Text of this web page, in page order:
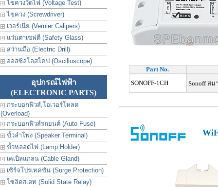
ไขควงวัดไฟ (Voltage Test)
ไขควง (Screwdriver)
เวอร์เนีย (Vernier Calipers)
แว่นตาเซฟตี (Safety Glass)
สว่านมือ (Electric Drill)
ออสซิลโลสโคป (Oscilloscope)
อุปกรณ์ไฟฟ้า
(ELECTRONIC PARTS)
กระบอกฟิวส์,โอเวอร์โหลด
(Overload)
กระบอกฟิวส์รถยนต์ (Auto Fuse)
ขั้วลำโพง (Speaker Terminal)
ขั้วหลอดไฟ (Lamp Holder)
เคเบิลแกลน (Cable Gland)
เซิร์จโปรเทคชัน (Surge Protection)
โซลิดสเตท (Solid State Relay)
Part No.
SONOFF-1CH
Sonoff ส